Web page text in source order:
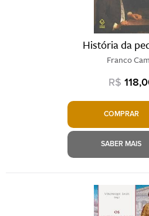
História da
Franco
R$
COMPRAR
SABER MAIS